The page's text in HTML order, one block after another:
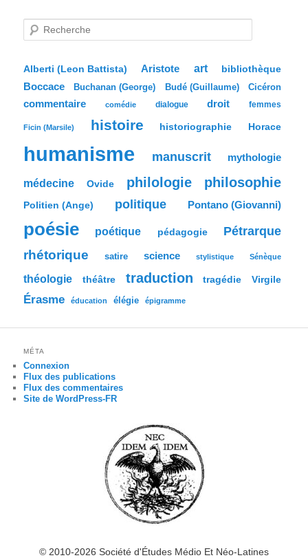
e
r
c
e
Alberti (Leon Battista) Aristote art bibliothèque
Boccace Buchanan (George) Budé (Guillaume) Cicéron
commentaire comédie dialogue droit femmes
Ficin (Marsile) histoire historiographie Horace
humanisme manuscrit mythologie
médecine Ovide philologie philosophie
Politien (Ange) politique Pontano (Giovanni)
poésie poétique pédagogie Pétrarque
rhétorique satire science stylistique Sénèque
théologie théâtre traduction tragédie Virgile
Érasme éducation élégie épigramme
MÉTA
Connexion
Flux des publications
Flux des commentaires
Site de WordPress-FR
© 2010-2026 Société d'Études Médio Et Néo-Latines